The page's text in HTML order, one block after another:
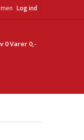
Log ind
0Varer 0,-